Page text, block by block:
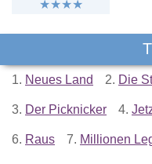
1. Neues Land 2. Die
3. Der Picknicker 4.
6. Raus 7. Millionen